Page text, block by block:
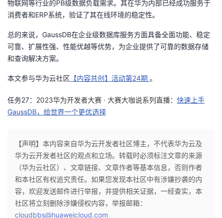
物联网等行业的PB级数据负载需求。其在华为内部已经成功服务于
消费者和ERP系统，验证了其在线环境的稳定性。
总的来说，GaussDB在企业级数据库服务方面具备全面功能、稳定
可靠、扩展性强、性能优越等优势，为企业提供了可靠的数据存储
和查询解决方案。
本文参与华为云社区 【内容共创】活动第24期 。
任务27： 2023华为开发者大赛 · 大赛大咖说系列直播： 快速上手
GaussDB，给世界一个更优选择
【声明】本内容来自华为云开发者社区博主，不代表华为云及
华为云开发者社区的观点和立场。转载时必须标注文章的来源
（华为云社区）、文章链接、文章作者等基本信息，否则作者
和本社区有权追究责任。如果您发现本社区中有涉嫌抄袭的内
容，欢迎发送邮件进行举报，并提供相关证据，一经查实，本
社区将立刻删除涉嫌侵权内容，举报邮箱：
cloudbbs@huaweicloud.com